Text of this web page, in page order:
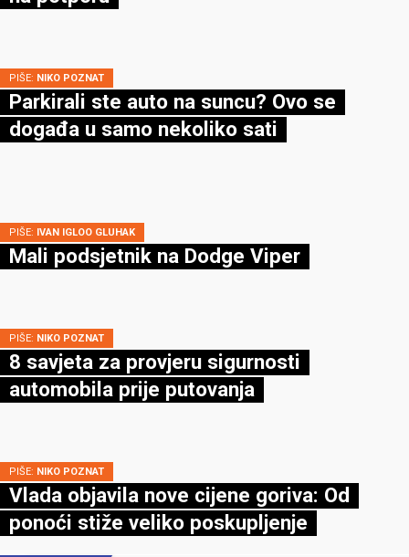
PIŠE: NIKO POZNAT
Parkirali ste auto na suncu? Ovo se
događa u samo nekoliko sati
PIŠE: IVAN IGLOO GLUHAK
Mali podsjetnik na Dodge Viper
PIŠE: NIKO POZNAT
8 savjeta za provjeru sigurnosti
automobila prije putovanja
PIŠE: NIKO POZNAT
Vlada objavila nove cijene goriva: Od
ponoći stiže veliko poskupljenje